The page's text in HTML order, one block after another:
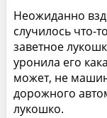
Неожиданно
случилось что-
заветное
уронила его
может, не
дорожного
лукошко.